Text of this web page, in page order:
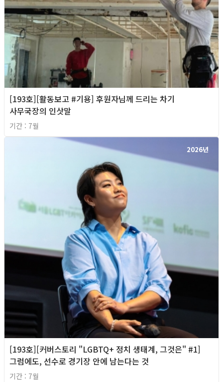
[193호][활동보고 #기용] 후원자님께 드리는 차기
사무국장의 인삿말
기간 : 7월
2026년
[193호][커버스토리 "LGBTQ+ 정치 생태계, 그것은" #1]
그럼에도, 선수로 경기장 안에 남는다는 것
기간 : 7월